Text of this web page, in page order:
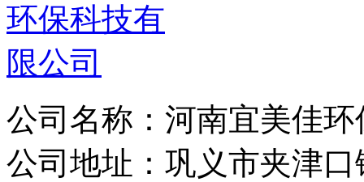
公司名称：河南宜美佳
公司地址：巩义市夹